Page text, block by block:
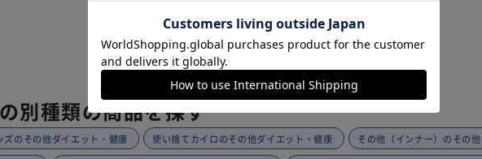
別種類の商品を探す
ズのその他ダイエット・健康 使い捨てカイロのその他ダイエット・健康 その他（インナー）のその